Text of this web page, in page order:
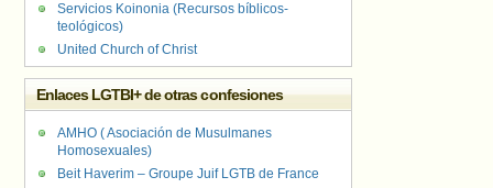
Servicios Koinonia (Recursos bíblicos-
teológicos)
United Church of Christ
Enlaces LGTBI+ de otras confesiones
AMHO ( Asociación de Musulmanes
Homosexuales)
Beit Haverim – Groupe Juif LGTB de France